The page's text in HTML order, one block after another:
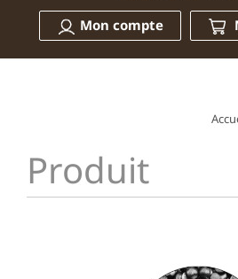
Mon compte
Produit